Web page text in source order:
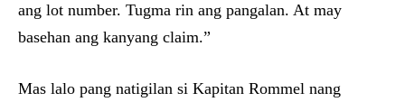
ang lot number. Tugma rin ang pangalan. At may
basehan ang kanyang claim.”
Mas lalo pang natigilan si Kapitan Rommel nang